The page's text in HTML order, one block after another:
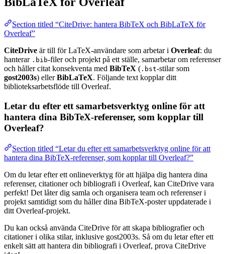
Section titled “CiteDrive: hantera BibTeX och BibLaTeX för
Overleaf”
CiteDrive är till för LaTeX-användare som arbetar i Overleaf: du
hanterar .bib-filer och projekt på ett ställe, samarbetar om referenser
och håller citat konsekventa med BibTeX ( .bst-stilar som
gost2003s) ellerBibLaTeX. Följande text kopplar ditt
biblioteksarbetsflöde till Overleaf.
Letar du efter ett samarbetsverktyg online för att
hantera dina BibTeX-referenser, som kopplar till
Overleaf?
Section titled “Letar du efter ett samarbetsverktyg online för att
hantera dina BibTeX-referenser, som kopplar till Overleaf?”
Om du letar efter ett onlineverktyg för att hjälpa dig hantera dina
referenser, citationer och bibliografi i Overleaf, kan CiteDrive vara
perfekt! Det låter dig samla och organisera team och referenser i
projekt samtidigt som du håller dina BibTeX-poster uppdaterade i
ditt Overleaf-projekt.
Du kan också använda CiteDrive för att skapa bibliografier och
citationer i olika stilar, inklusive gost2003s. Så om du letar efter ett
enkelt sätt att hantera din bibliografi i Overleaf, prova CiteDrive